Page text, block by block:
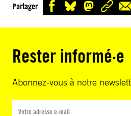
Partager
Rester informé·e
Abonnez-vous à notre